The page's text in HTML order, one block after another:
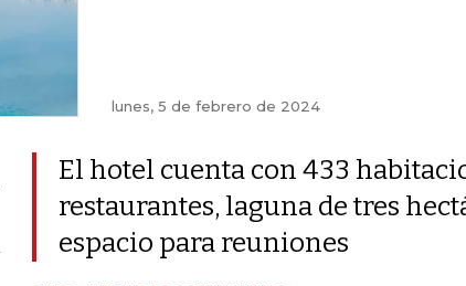
lunes, 5 de febrero de 2024
El hotel cuenta con 433
restaurantes, laguna de tres
espacio para reuniones